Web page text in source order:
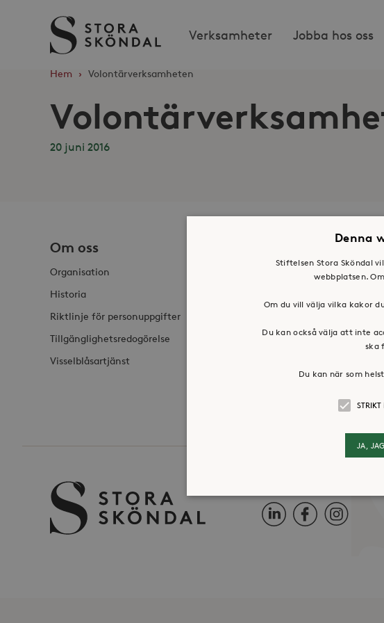
Stora
Sköndal
Verksamheter Jobba hos oss
Hem › Volontärverksamheten
20 juni 2016
Om oss
Organisation
Historia
Riktlinje för personuppgifter
Tillgänglighetsredogörelse
Visselblåsartjänst
Jobba hos oss
LinkedInFacebookInstagram
Denna
Stiftelsen Stora Sköndal
webbplatsen.
Om du vill välja vilka kakor
Du kan också välja att inte
ska
Du kan när som
JA,